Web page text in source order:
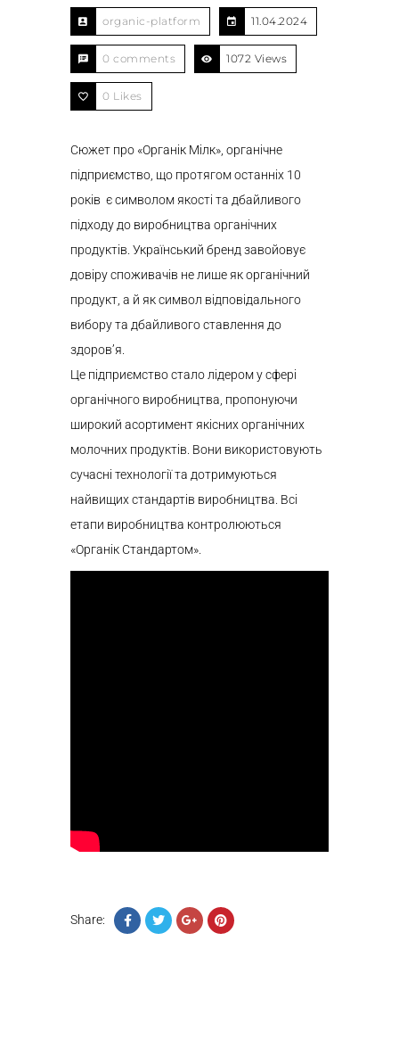
organic-platform 11.04.2024
0 comments 1072 Views
0 Likes
Сюжет про «Органік Мілк», органічне
підприємство, що протягом останніх 10
років є символом якості та дбайливого
підходу до виробництва органічних
продуктів. Український бренд завойовує
довіру споживачів не лише як органічний
продукт, а й як символ відповідального
вибору та дбайливого ставлення до
здоров’я.
Це підприємство стало лідером у сфері
органічного виробництва, пропонуючи
широкий асортимент якісних органічних
молочних продуктів. Вони використовують
сучасні технології та дотримуються
найвищих стандартів виробництва. Всі
етапи виробництва контролюються
«Органік Стандартом».
Share: